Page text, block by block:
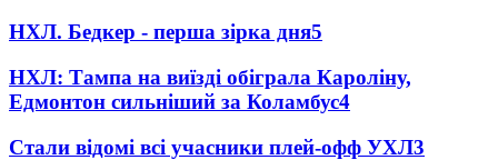
НХЛ. Бедкер - перша зірка дня5
НХЛ: Тампа на виїзді обіграла Кароліну,
Едмонтон сильніший за Коламбус4
Стали відомі всі учасники плей-офф УХЛ3